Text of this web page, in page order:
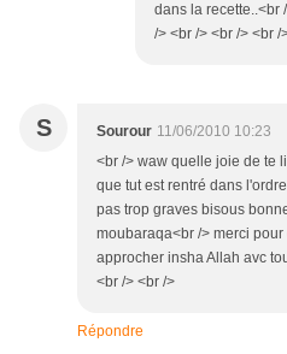
dans la recette..<br
/> <br /> <br /> <br /
S Sourour 11/06/2010 10:23
<br /> waw quelle joie de te
que tut est rentré dans
pas trop graves bisous
moubaraqa<br /> merci
approcher insha Allah avc
<br /> <br />
Répondre